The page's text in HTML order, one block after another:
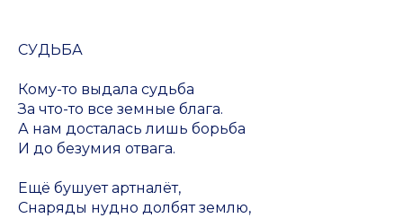
СУДЬБА
Кому-то выдала судьба
За что-то все земные блага.
А нам досталась лишь борьба
И до безумия отвага.
Ещё бушует артналёт,
Снаряды нудно долбят землю,